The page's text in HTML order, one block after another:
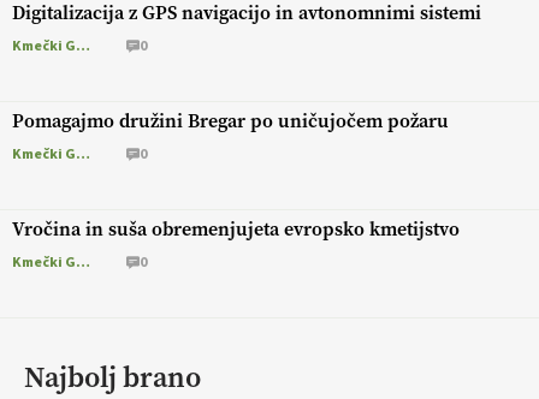
Digitalizacija z GPS navigacijo in avtonomnimi sistemi
Kmečki Glas 0
Pomagajmo družini Bregar po uničujočem požaru
Kmečki Glas 0
Vročina in suša obremenjujeta evropsko kmetijstvo
Kmečki Glas 0
Najbolj brano